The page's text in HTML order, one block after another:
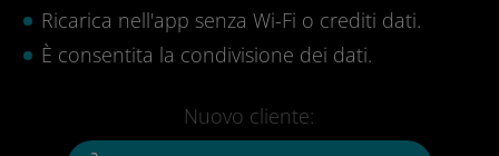
Ricarica nell'app senza Wi-Fi o crediti dati.
È consentita la condivisione dei dati.
Nuovo cliente: